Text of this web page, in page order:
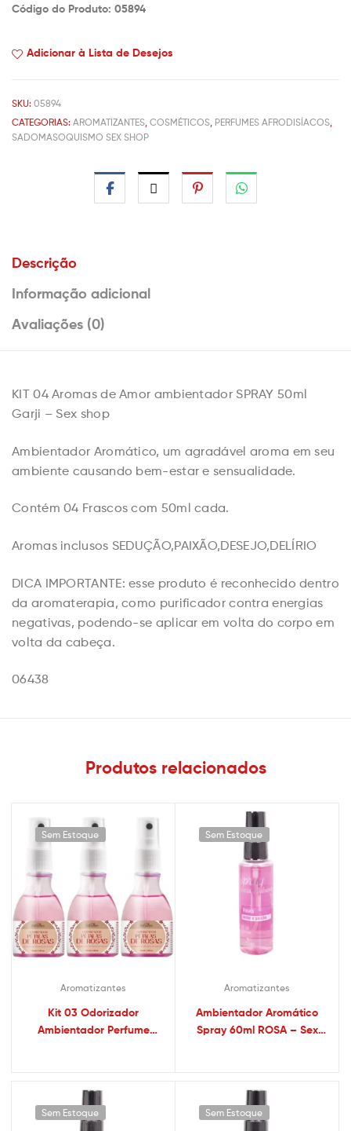
Código do Produto: 05894
Adicionar à Lista de Desejos
SKU: 05894
CATEGORIAS: AROMATIZANTES, COSMÉTICOS, PERFUMES AFRODISÍACOS,
SADOMASOQUISMO SEX SHOP
Descrição
Informação adicional
Avaliações (0)
KIT 04 Aromas de Amor ambientador SPRAY 50ml
Garji – Sex shop
Ambientador Aromático, um agradável aroma em seu
ambiente causando bem-estar e sensualidade.
Contém 04 Frascos com 50ml cada.
Aromas inclusos SEDUÇÃO,PAIXÃO,DESEJO,DELÍRIO
DICA IMPORTANTE: esse produto é reconhecido dentro
da aromaterapia, como purificador contra energias
negativas, podendo-se aplicar em volta do corpo em
volta da cabeça.
06438
Produtos relacionados
Sem Estoque
Aromatizantes
Kit 03 Odorizador
Ambientador Perfume
Sem Estoque
Aromatizantes
Ambientador Aromático
Spray 60ml ROSA – Sex
Sem Estoque Sem Estoque